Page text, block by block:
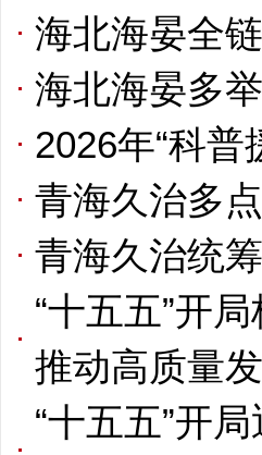
海北海晏全
海北海晏多
2026年“科
青海久治多
青海久治统
“十五五”开
推动高质量
“十五五”开